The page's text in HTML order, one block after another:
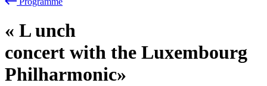
« L unch
concert with the Luxembourg
Philharmonic»